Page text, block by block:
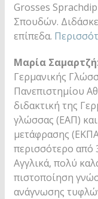
Grosses
Σπουδών.
επίπεδα.
Μαρία Σαμαρτζή
Γερμανικής
Πανεπιστημίου
διδακτική της
γλώσσας (ΕΑΠ)
μετάφρασης
περισσότερο από
Αγγλικά, πολύ
πιστoποίηση
ανάγνωσης